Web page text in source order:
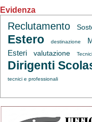
Evidenza
Reclutamento
Estero destinazione
Esteri
valutazione Tecnici
Dirigenti
tecnici e professionali